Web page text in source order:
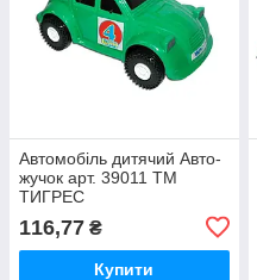
Автомобіль дитячий Авто-
жучок арт. 39011 ТМ
ТИГРЕС
116,77 ₴
Купити